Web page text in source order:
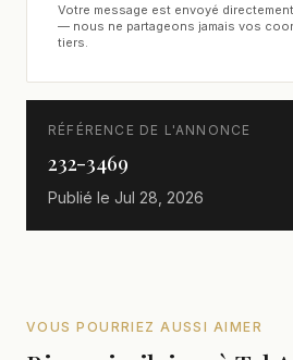
Votre message est envoyé
— nous ne partageons jamais vos
tiers.
RÉFÉRENCE DE L'ANNONCE
232-3469
Publié le Jul 28, 2026
VOUS POURRIEZ AUSSI AIMER